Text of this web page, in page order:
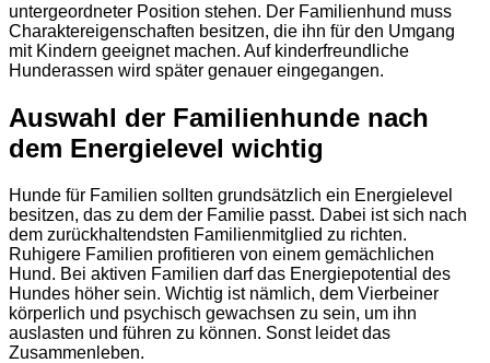
untergeordneter Position stehen. Der Familienhund muss
Charaktereigenschaften besitzen, die ihn für den Umgang
mit Kindern geeignet machen. Auf kinderfreundliche
Hunderassen wird später genauer eingegangen.
Auswahl der Familienhunde nach
dem Energielevel wichtig
Hunde für Familien sollten grundsätzlich ein Energielevel
besitzen, das zu dem der Familie passt. Dabei ist sich nach
dem zurückhaltendsten Familienmitglied zu richten.
Ruhigere Familien profitieren von einem gemächlichen
Hund. Bei aktiven Familien darf das Energiepotential des
Hundes höher sein. Wichtig ist nämlich, dem Vierbeiner
körperlich und psychisch gewachsen zu sein, um ihn
auslasten und führen zu können. Sonst leidet das
Zusammenleben.